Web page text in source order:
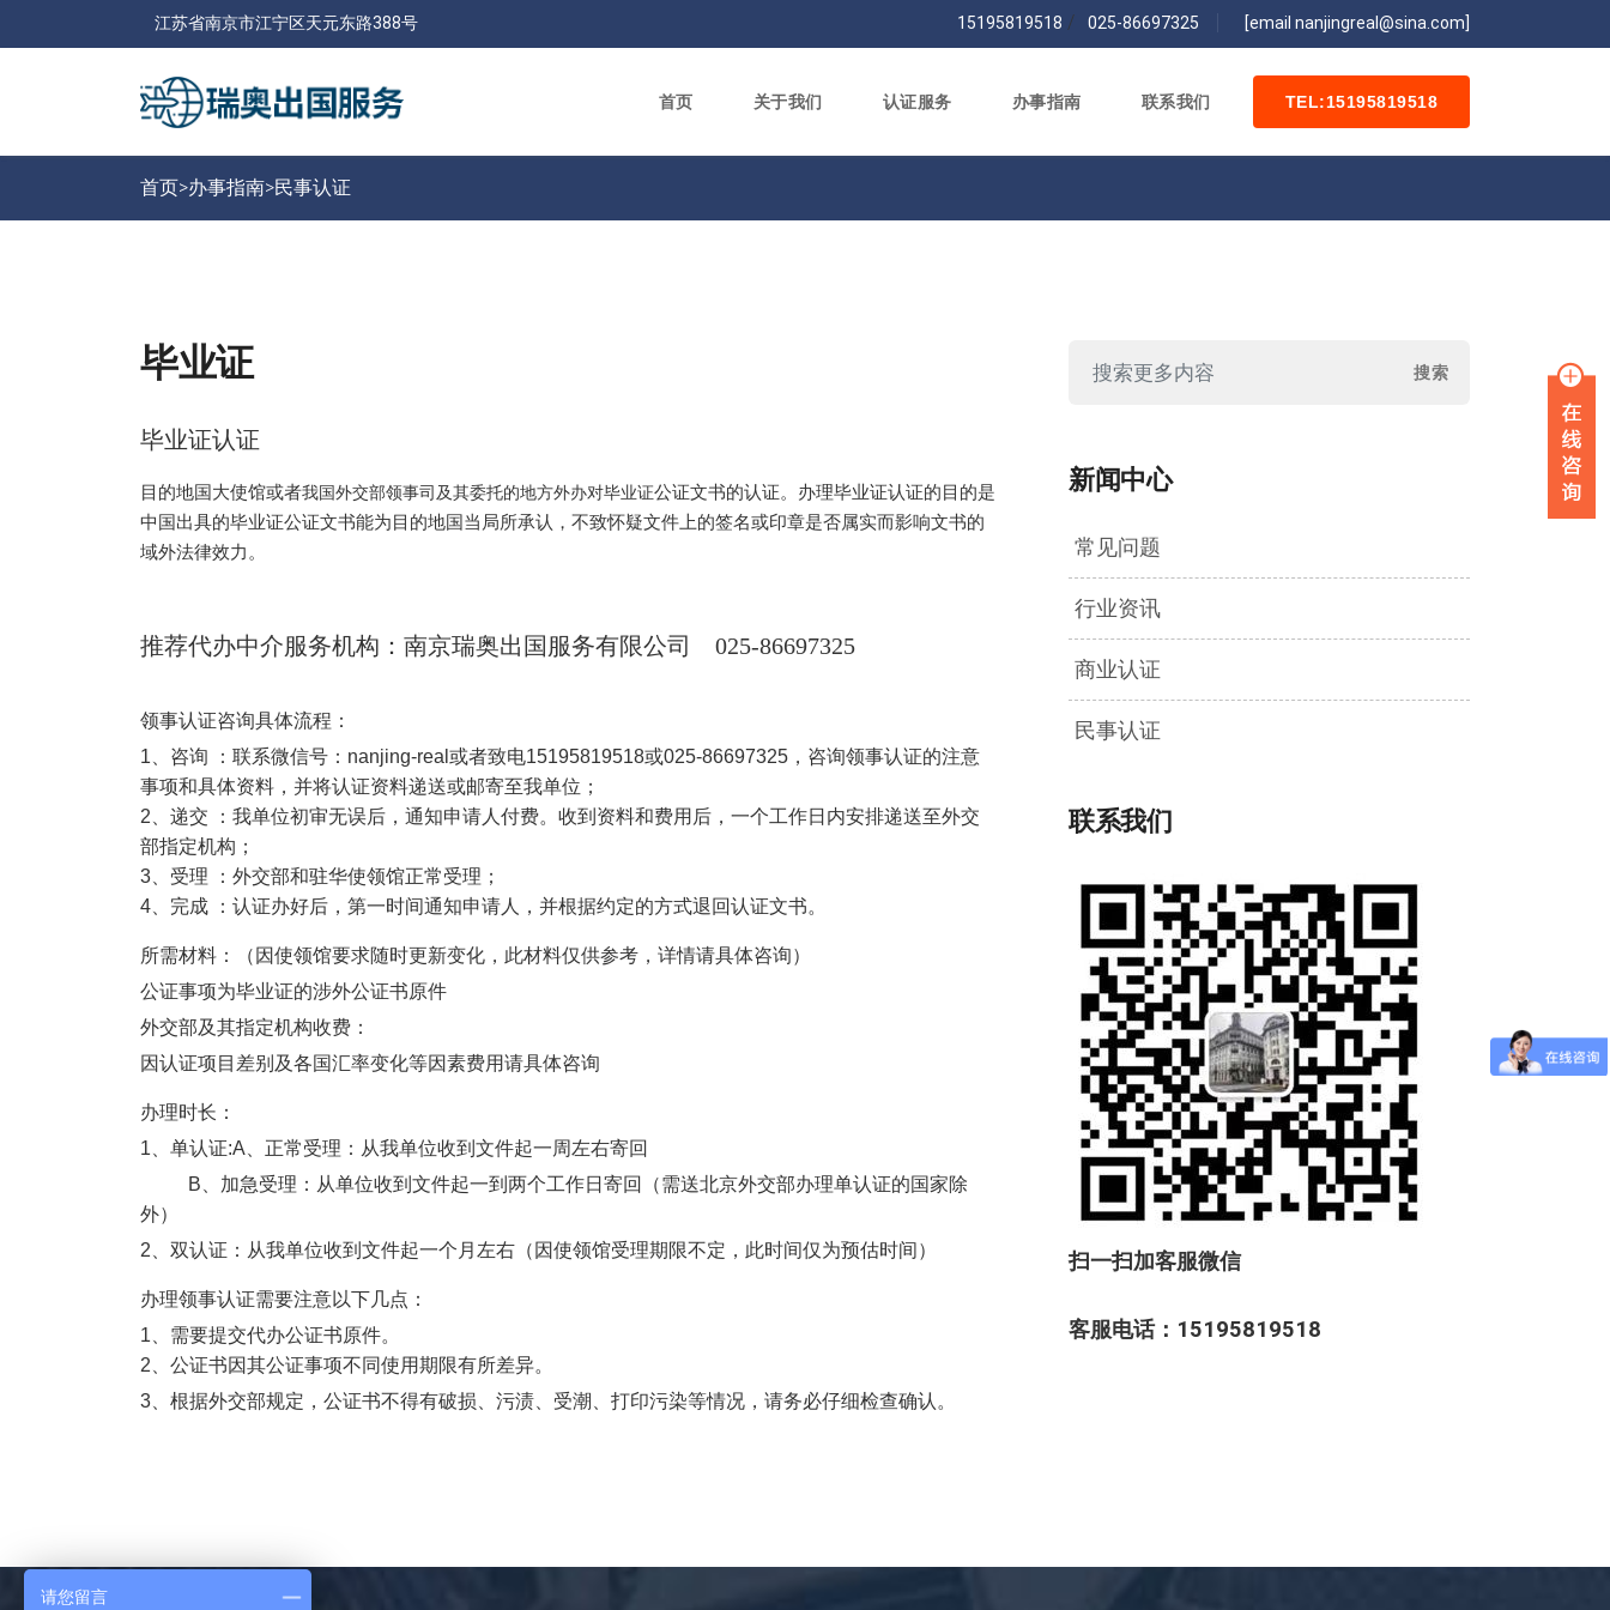
江苏省南京市江宁区天元东路388号 15195819518 / 025-86697325 [email nanjingreal@sina.com]
首页 关于我们 认证服务 办事指南 联系我们 TEL:15195819518
首页>办事指南>民事认证
毕业证
毕业证认证
目的地国大使馆或者我国外交部领事司及其委托的地方外办对毕业证公证文书的认证。办理毕业证认证的目的是
中国出具的毕业证公证文书能为目的地国当局所承认，不致怀疑文件上的签名或印章是否属实而影响文书的
域外法律效力。
推荐代办中介服务机构：南京瑞奥出国服务有限公司 025-86697325
领事认证咨询具体流程：
1 、咨询 ：联系微信号： nanjing-real 或者致电15195819518或025-86697325 ，咨询领事认证的注意
事项和具体资料，并将认证资料递送或邮寄至我单位；
2 、递交
：我单位初审无误后，通知申请人付费。收到资料和费用后，一个工作日内安排递送至外交
部指定机构；
3 、受理
：外交部和驻华使领馆正常受理；
4 、完成 ：认证办好后，第一时间通知申请人，并根据约定的方式退回认证文书。
所需材料：（因使领馆要求随时更新变化，此材料仅供参考，详情请具体咨询）
公证事项为毕业证的涉外公证书原件
外交部及其指定机构收费：
因认证项目差别及各国汇率变化等因素费用请具体咨询
办理时长：
1 、单认证:A 、正常受理：从我单位收到文件起一周左右寄回
B 、加急受理：从单位收到文件起一到两个工作日寄回（需送北京外交部办理单认证的国家除
外）
2 、双认证：从我单位收到文件起一个月左右（因使领馆受理期限不定，此时间仅为预估时间）
办理领事认证需要注意以下几点：
1、需要提交代办公证书原件。
2、公证书因其公证事项不同使用期限有所差异。
3 、根据外交部规定，公证书不得有破损、污渍、受潮、打印污染等情况，请务必仔细检查确认。
新闻中心
常见问题
行业资讯
商业认证
民事认证
联系我们
扫一扫加客服微信
客服电话：15195819518
请您留言